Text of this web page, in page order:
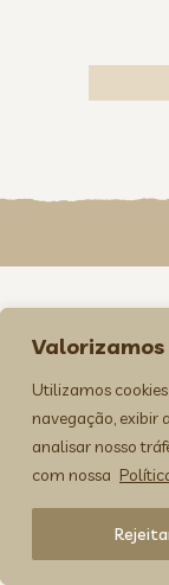
Utilizamos
navegação, exibir
analisar nosso
com nossa